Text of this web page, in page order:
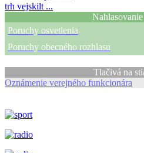
trh vejskilt ...
Poruchy osvetlenia
Poruchy obecného rozhlasu
Tlačivá na
Oznámenie verejného funkcionára